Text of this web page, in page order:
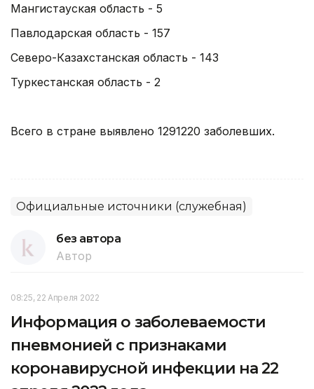
Мангистауская область - 5
Павлодарская область - 157
Северо-Казахстанская область - 143
Туркестанская область - 2
Всего в стране выявлено 1291220 заболевших.
Официальные источники (служебная)
без автора
Автор
08:25, 22 Апреля 2022
Информация о заболеваемости
пневмонией с признаками
коронавирусной инфекции на 22